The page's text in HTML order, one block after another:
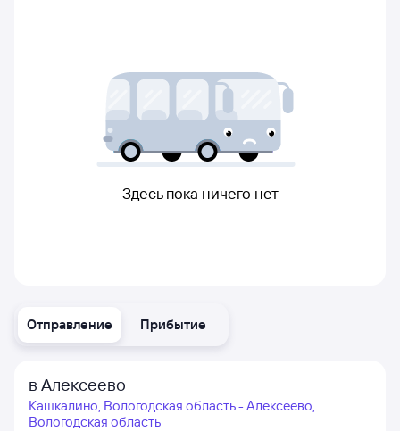
Отправление Прибытие
в Алексеево
Кашкалино, Вологодская область - Алексеево,
Вологодская область
Здесь пока ничего нет